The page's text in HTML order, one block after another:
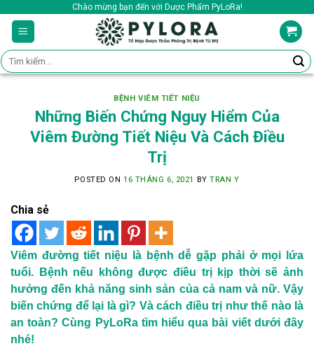
content
Chào mừng bạn đến với Dược Phẩm PyLoRa!
Tìm
kiếm:
BỆNH VIÊM TIẾT NIỆU
Những Biến Chứng Nguy Hiểm Của
Viêm Đường Tiết Niệu Và Cách Điều
Trị
POSTED ON 16 THÁNG 6, 2021 BYTRAN Y
Chia sẻ
Viêm đường tiết niệu là bệnh dễ gặp phải ở mọi lứa
tuổi. Bệnh nếu không được điều trị kịp thời sẽ ảnh
hưởng đến khả năng sinh sản của cả nam và nữ. Vậy
biến chứng để lại là gì? Và cách điều trị như thế nào là
an toàn? Cùng PyLoRa tìm hiểu qua bài viết dưới đây
nhé!